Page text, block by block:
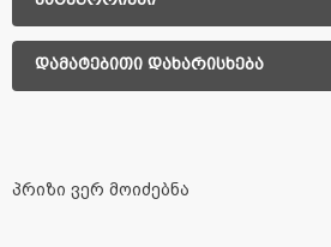
დამატებითი დახარისხება
პრიზი ვერ მოიძებნა